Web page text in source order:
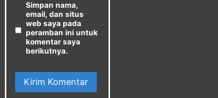
Simpan nama,
email, dan situs
web saya pada
peramban ini untuk
komentar saya
berikutnya.